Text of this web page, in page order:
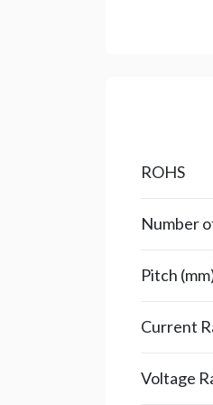
ROHS
Number
Pitch
Current
Voltage